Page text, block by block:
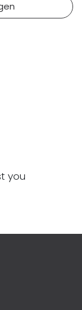
you